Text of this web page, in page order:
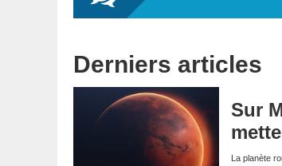
Derniers articles
Sur
La planète